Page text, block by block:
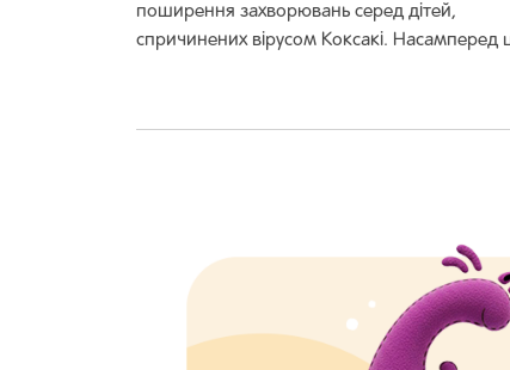
поширення захворювань серед дітей,
спричинених вірусом Коксакі. Насамперед
інших містах. Які симпотми при Коксакі, як